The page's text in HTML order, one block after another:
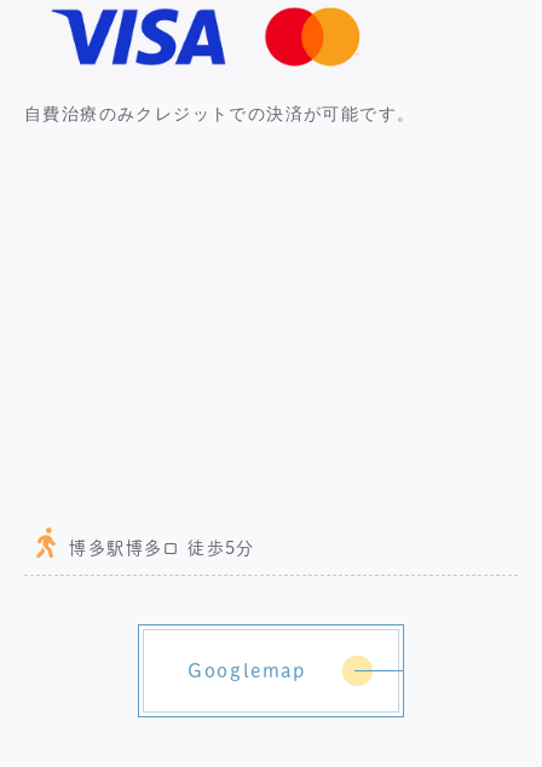
自費治療のみクレジットでの決済が可能です。
博多駅博多口 徒歩5分
Googlemap